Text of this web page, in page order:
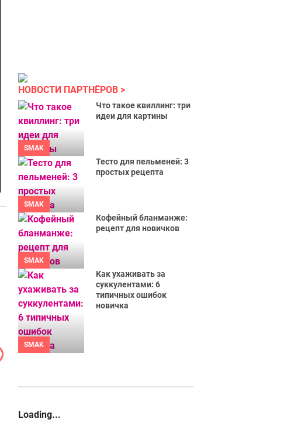
НОВОСТИ ПАРТНЁРОВ
SMAK
Что такое квиллинг: три
идеи для картины
SMAK
Тесто для пельменей: 3
простых рецепта
SMAK
Кофейный бланманже:
рецепт для новичков
SMAK
Как ухаживать за
суккулентами: 6
типичных ошибок
новичка
Loading...